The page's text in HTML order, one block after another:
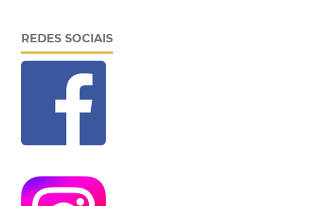
REDES SOCIAIS